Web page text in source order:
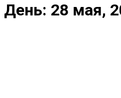
День: 28 мая,